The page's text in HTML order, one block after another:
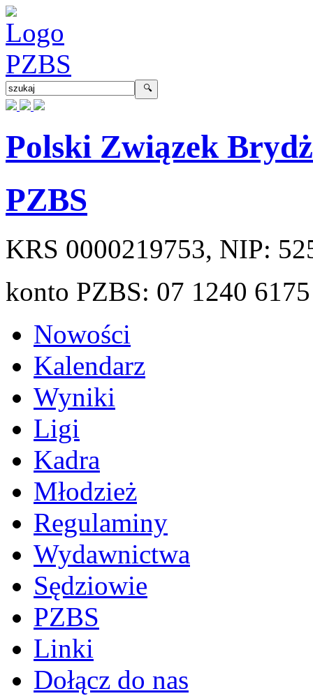
Polski Związek
PZBS
KRS 0000219753, NIP:
konto PZBS: 07 1240
Nowości
Kalendarz
Wyniki
Ligi
Kadra
Młodzież
Regulaminy
Wydawnictwa
Sędziowie
PZBS
Linki
Dołącz do nas